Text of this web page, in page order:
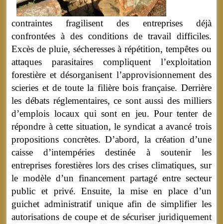
contraintes fragilisent des entreprises déjà
confrontées à des conditions de travail difficiles.
Excès de pluie, sécheresses à répétition, tempêtes ou
attaques parasitaires compliquent l’exploitation
forestière et désorganisent l’approvisionnement des
scieries et de toute la filière bois française. Derrière
les débats réglementaires, ce sont aussi des milliers
d’emplois locaux qui sont en jeu. Pour tenter de
répondre à cette situation, le syndicat a avancé trois
propositions concrètes. D’abord, la création d’une
caisse d’intempéries destinée à soutenir les
entreprises forestières lors des crises climatiques, sur
le modèle d’un financement partagé entre secteur
public et privé. Ensuite, la mise en place d’un
guichet administratif unique afin de simplifier les
autorisations de coupe et de sécuriser juridiquement